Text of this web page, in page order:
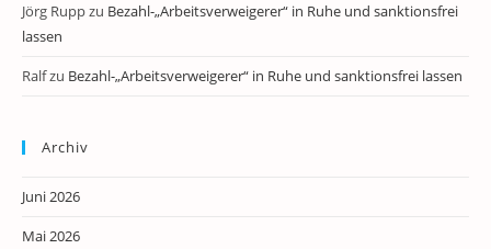
Jörg Ruppzu Bezahl-„Arbeitsverweigerer“ in Ruhe und sanktionsfrei
lassen
Ralfzu Bezahl-„Arbeitsverweigerer“ in Ruhe und sanktionsfrei lassen
Archiv
Juni 2026
Mai 2026